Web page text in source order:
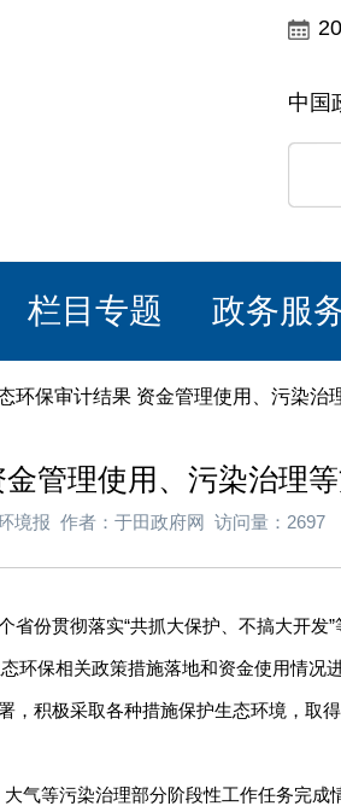
中国
栏目专题 政务服
环保审计结果 资金管理使用、污染治
管理使用、污染治理
境报 作者：于田政府网 访问量：2697
贯彻落实“共抓大保护、不搞大开发”
保相关政策措施落地和资金使用情况
极采取各种措施保护生态环境，取
等污染治理部分阶段性工作任务完成